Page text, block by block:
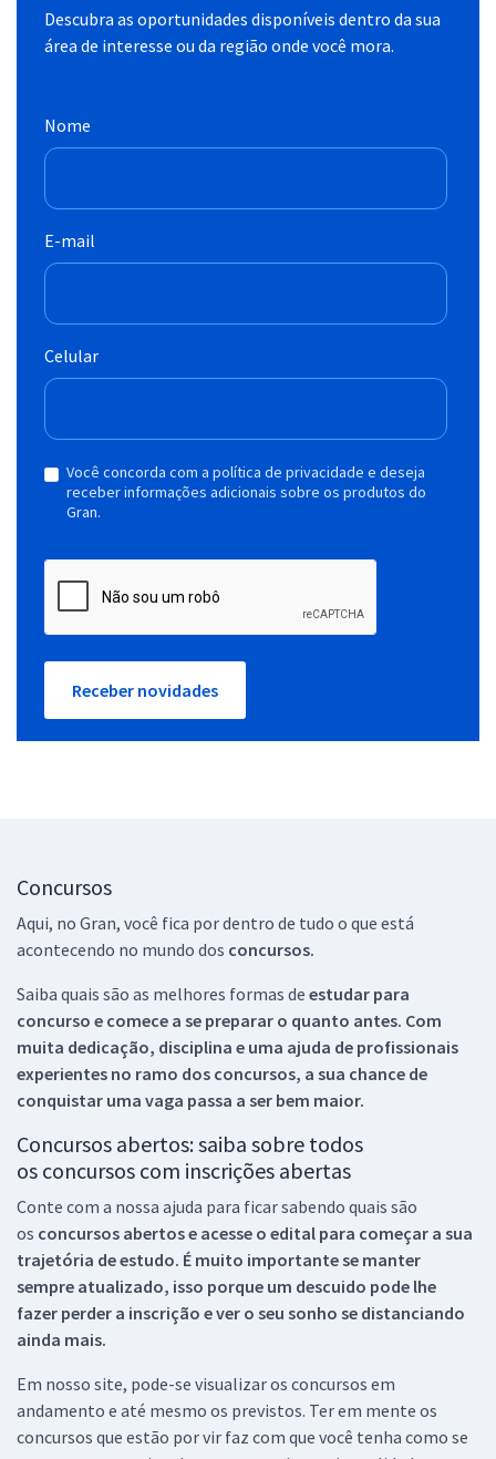
Descubra as oportunidades disponíveis dentro da sua
área de interesse ou da região onde você mora.
Nome
E-mail
Celular
Você concorda com a política de privacidade e deseja
receber informações adicionais sobre os produtos do
Gran.
Receber novidades
Concursos
Aqui, no Gran, você fica por dentro de tudo o que está
acontecendo no mundo dos concursos.
Saiba quais são as melhores formas de estudar para
concurso e comece a se preparar o quanto antes. Com
muita dedicação, disciplina e uma ajuda de profissionais
experientes no ramo dos concursos, a sua chance de
conquistar uma vaga passa a ser bem maior.
Concursos abertos: saiba sobre todos
os concursos com inscrições abertas
Conte com a nossa ajuda para ficar sabendo quais são
os concursos abertos e acesse o edital para começar a sua
trajetória de estudo. É muito importante se manter
sempre atualizado, isso porque um descuido pode lhe
fazer perder a inscrição e ver o seu sonho se distanciando
ainda mais.
Em nosso site, pode-se visualizar os concursos em
andamento e até mesmo os previstos. Ter em mente os
concursos que estão por vir faz com que você tenha como se